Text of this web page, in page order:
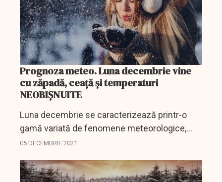
Prognoza meteo. Luna decembrie vine
cu zăpadă, ceață și temperaturi
NEOBIȘNUITE
Luna decembrie se caracterizează printr-o
gamă variată de fenomene meteorologice,
respectiv ninsoare, viscol şi ceaţă persistentă,
scădere, în medie,...
05 DECEMBRIE 2021